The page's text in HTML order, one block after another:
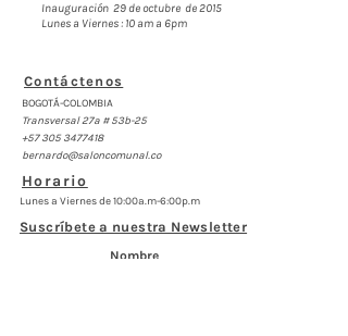
Inauguración 29 de octubre de 2015
Lunes a Viernes : 10 am a 6pm
Contáctenos
BOGOTÁ-COLOMBIA
Transversal 27a # 53b-25
+57 305 3477418
bernardo@saloncomunal.co
Horario
Lunes a Viernes de 10:00a.m-6:00p.m
Suscríbete a nuestra Newsletter
Nombre